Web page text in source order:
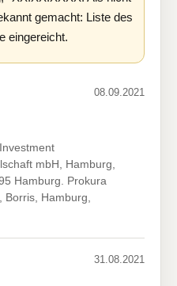
gemacht: Liste des
eingereicht.
08.09.2021
mbH, Hamburg,
Hamburg. Prokura
Hamburg,
31.08.2021